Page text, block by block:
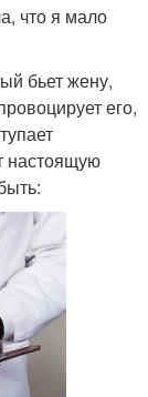
что я мало
бьет жену,
его,
настоящую